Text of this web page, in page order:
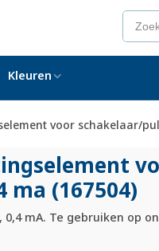
Kleuren
voor schakelaar/
ma (167504)
mA. Te gebruiken op